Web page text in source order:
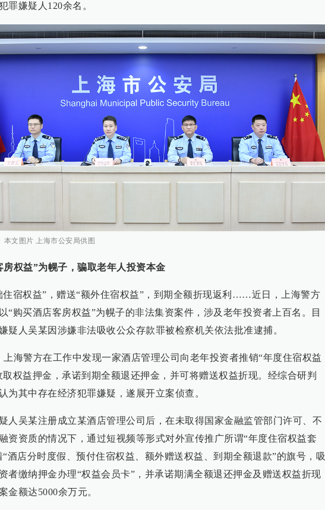
罪嫌疑人120余名。
本文图片 上海市公安局供图
房权益”为幌子，骗取老年人投资本金
住宿权益”，赠送“额外住宿权益”，到期全额折现返利……近日，上海警方
“购买酒店客房权益”为幌子的非法集资案件，涉及老年投资者上百名。目
疑人吴某因涉嫌非法吸收公众存款罪被检察机关依法批准逮捕。
上海警方在工作中发现一家酒店管理公司向老年投资者推销“年度住宿权益
取权益押金，承诺到期全额退还押金，并可将赠送权益折现。经综合研判
为其中存在经济犯罪嫌疑，遂展开立案侦查。
人吴某注册成立某酒店管理公司后，在未取得国家金融监管部门许可、不
资资质的情况下，通过短视频等形式对外宣传推广所谓“年度住宿权益套
“酒店分时度假、预付住宿权益、额外赠送权益、到期全额退款”的旗号，吸
者缴纳押金办理“权益会员卡”，并承诺期满全额退还押金及赠送权益折现
金额达5000余万元。